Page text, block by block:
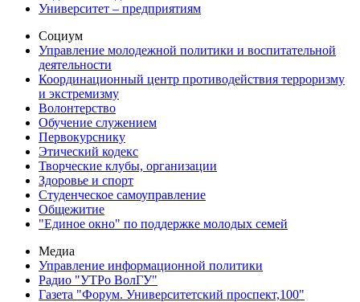
Университет – предприятиям
Социум
Управление молодежной политики и воспитательной
деятельности
Координационный центр противодействия терроризму
и экстремизму
Волонтерство
Обучение служением
Первокурснику
Этический кодекс
Творческие клубы, организации
Здоровье и спорт
Студенческое самоуправление
Общежитие
"Единое окно" по поддержке молодых семей
Медиа
Управление информационной политики
Радио "УТРо ВолГУ"
Газета "Форум. Университетский проспект,100"